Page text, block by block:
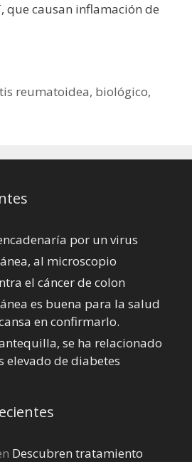
que causan inflamación de
reumatoidea, biológico,
por un virus
al microscopio
el cáncer de colon
es buena para la salud
en confirmarlo.
se ha relacionado
elevado de diabetes
Descubren tratamiento